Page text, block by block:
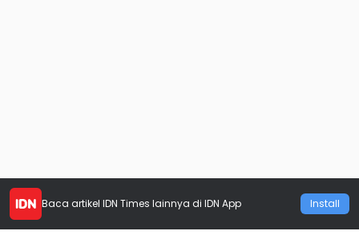
Baca artikel IDN Times lainnya di IDN App Install